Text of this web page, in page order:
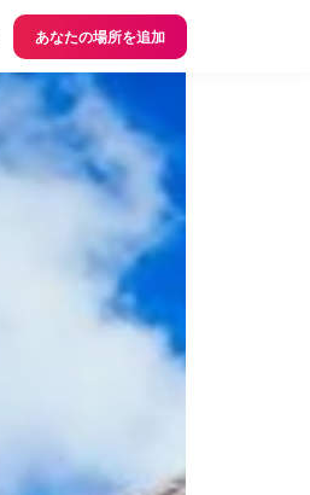
あなたの場所を追加